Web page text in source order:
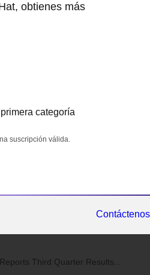
obtienes más
categoría
suscripción válida.
Contáctenos
Third Quarter Results...